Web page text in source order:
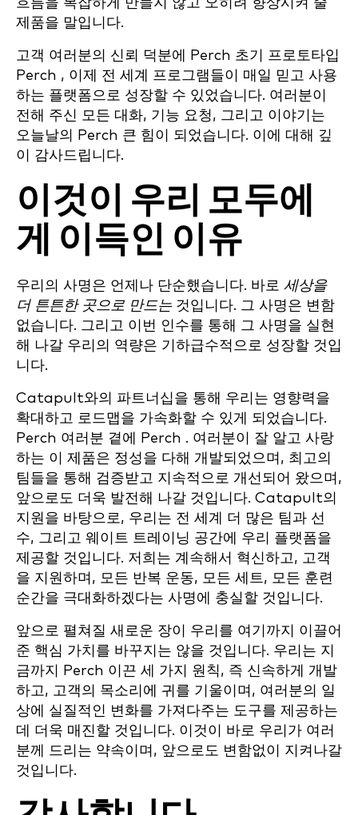
제품을 말입니다.
고객 여러분의 신뢰 덕분에 Perch 초기 프로토타입
Perch , 이제 전 세계 프로그램들이 매일 믿고 사용
하는 플랫폼으로 성장할 수 있었습니다. 여러분이
전해 주신 모든 대화, 기능 요청, 그리고 이야기는
오늘날의 Perch 큰 힘이 되었습니다. 이에 대해 깊
이 감사드립니다.
이것이 우리 모두에
게 이득인 이유
우리의 사명은 언제나 단순했습니다. 바로 세상을
더 튼튼한 곳으로 만드는것입니다. 그 사명은 변함
없습니다. 그리고 이번 인수를 통해 그 사명을 실현
해 나갈 우리의 역량은 기하급수적으로 성장할 것입
니다.
Catapult와의 파트너십을 통해 우리는 영향력을
확대하고 로드맵을 가속화할 수 있게 되었습니다.
Perch 여러분 곁에 Perch . 여러분이 잘 알고 사랑
하는 이 제품은 정성을 다해 개발되었으며, 최고의
팀들을 통해 검증받고 지속적으로 개선되어 왔으며,
앞으로도 더욱 발전해 나갈 것입니다. Catapult의
지원을 바탕으로, 우리는 전 세계 더 많은 팀과 선
수, 그리고 웨이트 트레이닝 공간에 우리 플랫폼을
제공할 것입니다. 저희는 계속해서 혁신하고, 고객
을 지원하며, 모든 반복 운동, 모든 세트, 모든 훈련
순간을 극대화하겠다는 사명에 충실할 것입니다.
앞으로 펼쳐질 새로운 장이 우리를 여기까지 이끌어
준 핵심 가치를 바꾸지는 않을 것입니다. 우리는 지
금까지 Perch 이끈 세 가지 원칙, 즉 신속하게 개발
하고, 고객의 목소리에 귀를 기울이며, 여러분의 일
상에 실질적인 변화를 가져다주는 도구를 제공하는
데 더욱 매진할 것입니다. 이것이 바로 우리가 여러
분께 드리는 약속이며, 앞으로도 변함없이 지켜나갈
것입니다.